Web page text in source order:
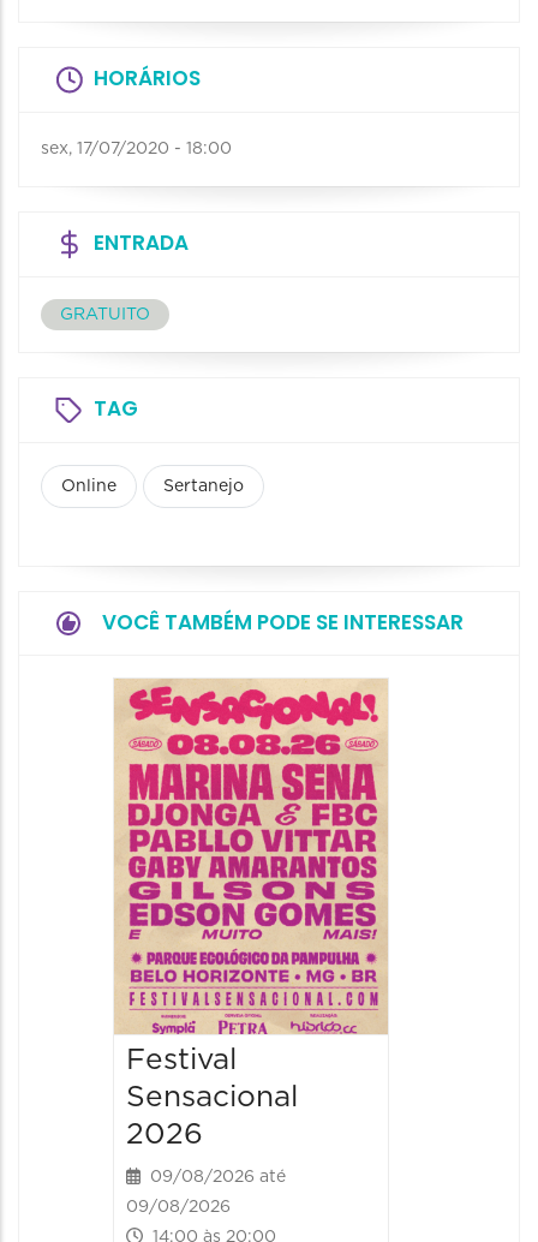
HORÁRIOS
sex, 17/07/2020 - 18:00
ENTRADA
GRATUITO
TAG
Online Sertanejo
VOCÊ TAMBÉM PODE SE INTERESSAR
Festival
Sensacional
2026
09/08/2026 até
09/08/2026
14:00 às 20:00